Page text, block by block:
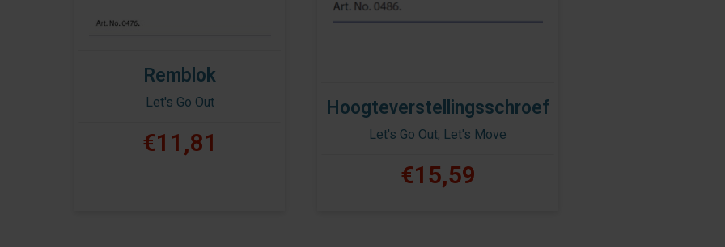
Remblok
Let's Go Out
€11,81
Hoogteverstellingsschroef
Let's Go Out, Let's Move
€15,59